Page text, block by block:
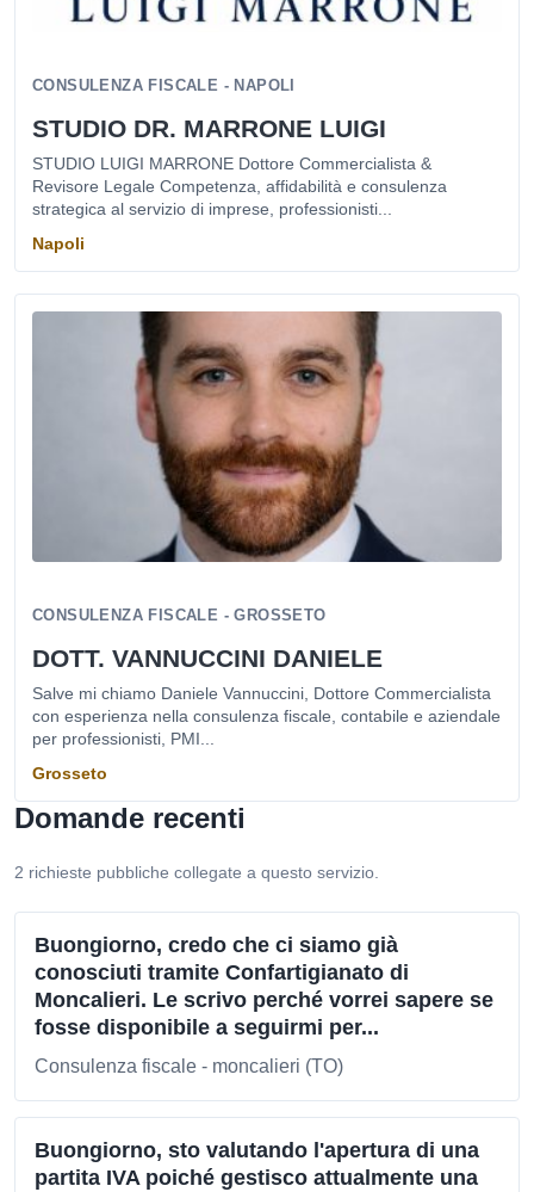
CONSULENZA FISCALE - NAPOLI
STUDIO DR. MARRONE LUIGI
STUDIO LUIGI MARRONE Dottore Commercialista &
Revisore Legale Competenza, affidabilità e consulenza
strategica al servizio di imprese, professionisti...
Napoli
CONSULENZA FISCALE - GROSSETO
DOTT. VANNUCCINI DANIELE
Salve mi chiamo Daniele Vannuccini, Dottore Commercialista
con esperienza nella consulenza fiscale, contabile e aziendale
per professionisti, PMI...
Grosseto
Domande recenti
2 richieste pubbliche collegate a questo servizio.
Buongiorno, credo che ci siamo già
conosciuti tramite Confartigianato di
Moncalieri. Le scrivo perché vorrei sapere se
fosse disponibile a seguirmi per...
Consulenza fiscale - moncalieri (TO)
Buongiorno, sto valutando l'apertura di una
partita IVA poiché gestisco attualmente una